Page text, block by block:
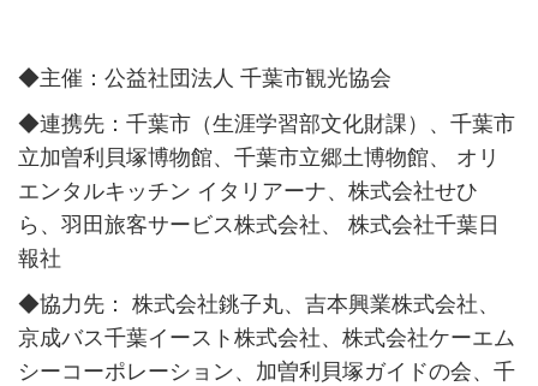
◆主催：公益社団法人 千葉市観光協会
◆連携先：千葉市（生涯学習部文化財課）、千葉市
立加曽利貝塚博物館、千葉市立郷土博物館、 オリ
エンタルキッチン イタリアーナ、株式会社せひ
ら、羽田旅客サービス株式会社、 株式会社千葉日
報社
◆協力先： 株式会社銚子丸、吉本興業株式会社、
京成バス千葉イースト株式会社、株式会社ケーエム
シーコーポレーション、加曽利貝塚ガイドの会、千